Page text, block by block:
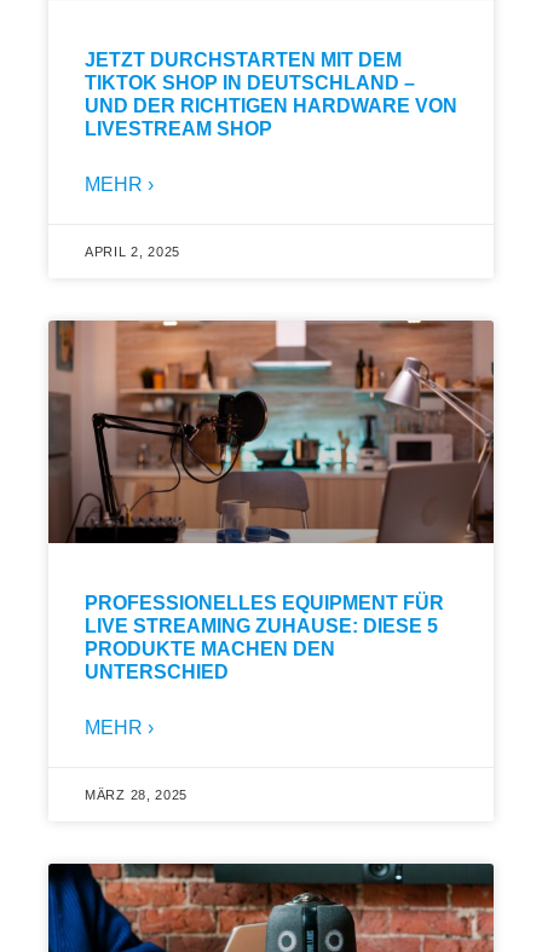
JETZT DURCHSTARTEN MIT DEM
TIKTOK SHOP IN DEUTSCHLAND –
UND DER RICHTIGEN HARDWARE VON
LIVESTREAM SHOP
MEHR ›
APRIL 2, 2025
PROFESSIONELLES EQUIPMENT FÜR
LIVE STREAMING ZUHAUSE: DIESE 5
PRODUKTE MACHEN DEN
UNTERSCHIED
MEHR ›
MÄRZ 28, 2025